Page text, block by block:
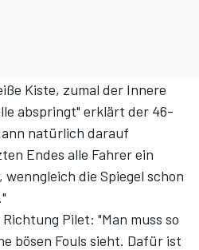
Kiste, zumal der Innere
abspringt" erklärt der 46-
natürlich darauf
Endes alle Fahrer ein
die Spiegel schon
Pilet: "Man muss so
bösen Fouls sieht. Dafür ist